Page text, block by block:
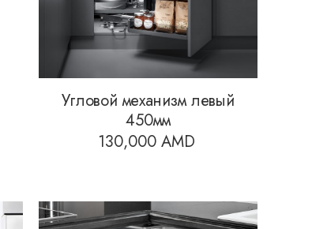
Угловой механизм левый
450мм
130,000 AMD